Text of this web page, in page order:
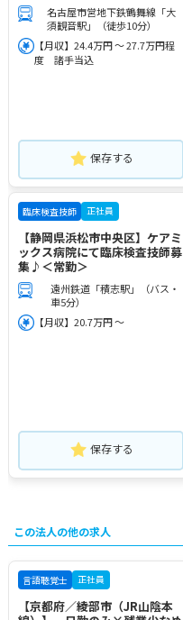
名古屋市営地下鉄鶴舞線「大
須観音駅」（徒歩10分）
【月収】24.4万円 ～ 27.7万円程
度 諸手当込
保存する
臨床検査技師 正社員
【静岡県浜松市中央区】ケアミ
ックス病院にて臨床検査技師募
集♪＜常勤＞
遠州鉄道「積志駅」（バス・
車5分）
【月収】20.7万円 ～
保存する
この法人の他の求人
言語聴覚士 正社員
【京都府／綾部市（JR山陰本